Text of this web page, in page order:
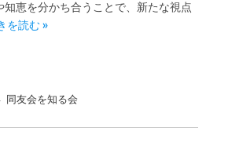
知恵を分かち合うことで、新たな視点
を読む »
同友会を知る会